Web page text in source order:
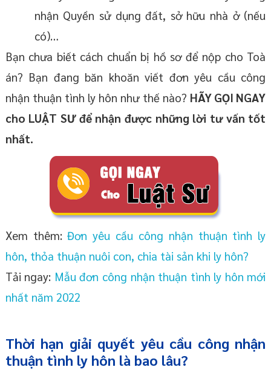
nhận Quyền sử dụng đất, sở hữu nhà ở (nếu
có)…
Bạn chưa biết cách chuẩn bị hồ sơ để nộp cho Toà
án? Bạn đang băn khoăn viết đơn yêu cầu công
nhận thuận tình ly hôn như thế nào? HÃY GỌI NGAY
cho LUẬT SƯ để nhận được những lời tư vấn tốt
nhất.
Xem thêm:Đơn yêu cầu công nhận thuận tình ly
hôn, thỏa thuận nuôi con, chia tài sản khi ly hôn?
Tải ngay: Mẫu đơn công nhận thuận tình ly hôn mới
nhất năm 2022
Thời hạn giải quyết yêu cầu công nhận
thuận tình ly hôn là bao lâu?